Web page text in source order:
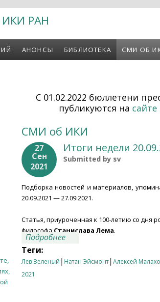
ИКИ РАН
АНОНСЫ БИБЛИОТЕКА СМИ ОБ
С 01.02.2022 бюллетени
публикуются на
СМИ об ИКИ
27
Сен
2021
Итоги недели
Submitted by sv
Подборка новостей и материалов,
20.09.2021 — 27.09.2021.
Статья, приуроченная к 100-летию со дня
философа Станислава Лема.
Подробнее о Итоги недели
Теги:
Лев Зеленый | Натан Эйсмонт| Алексей
2021